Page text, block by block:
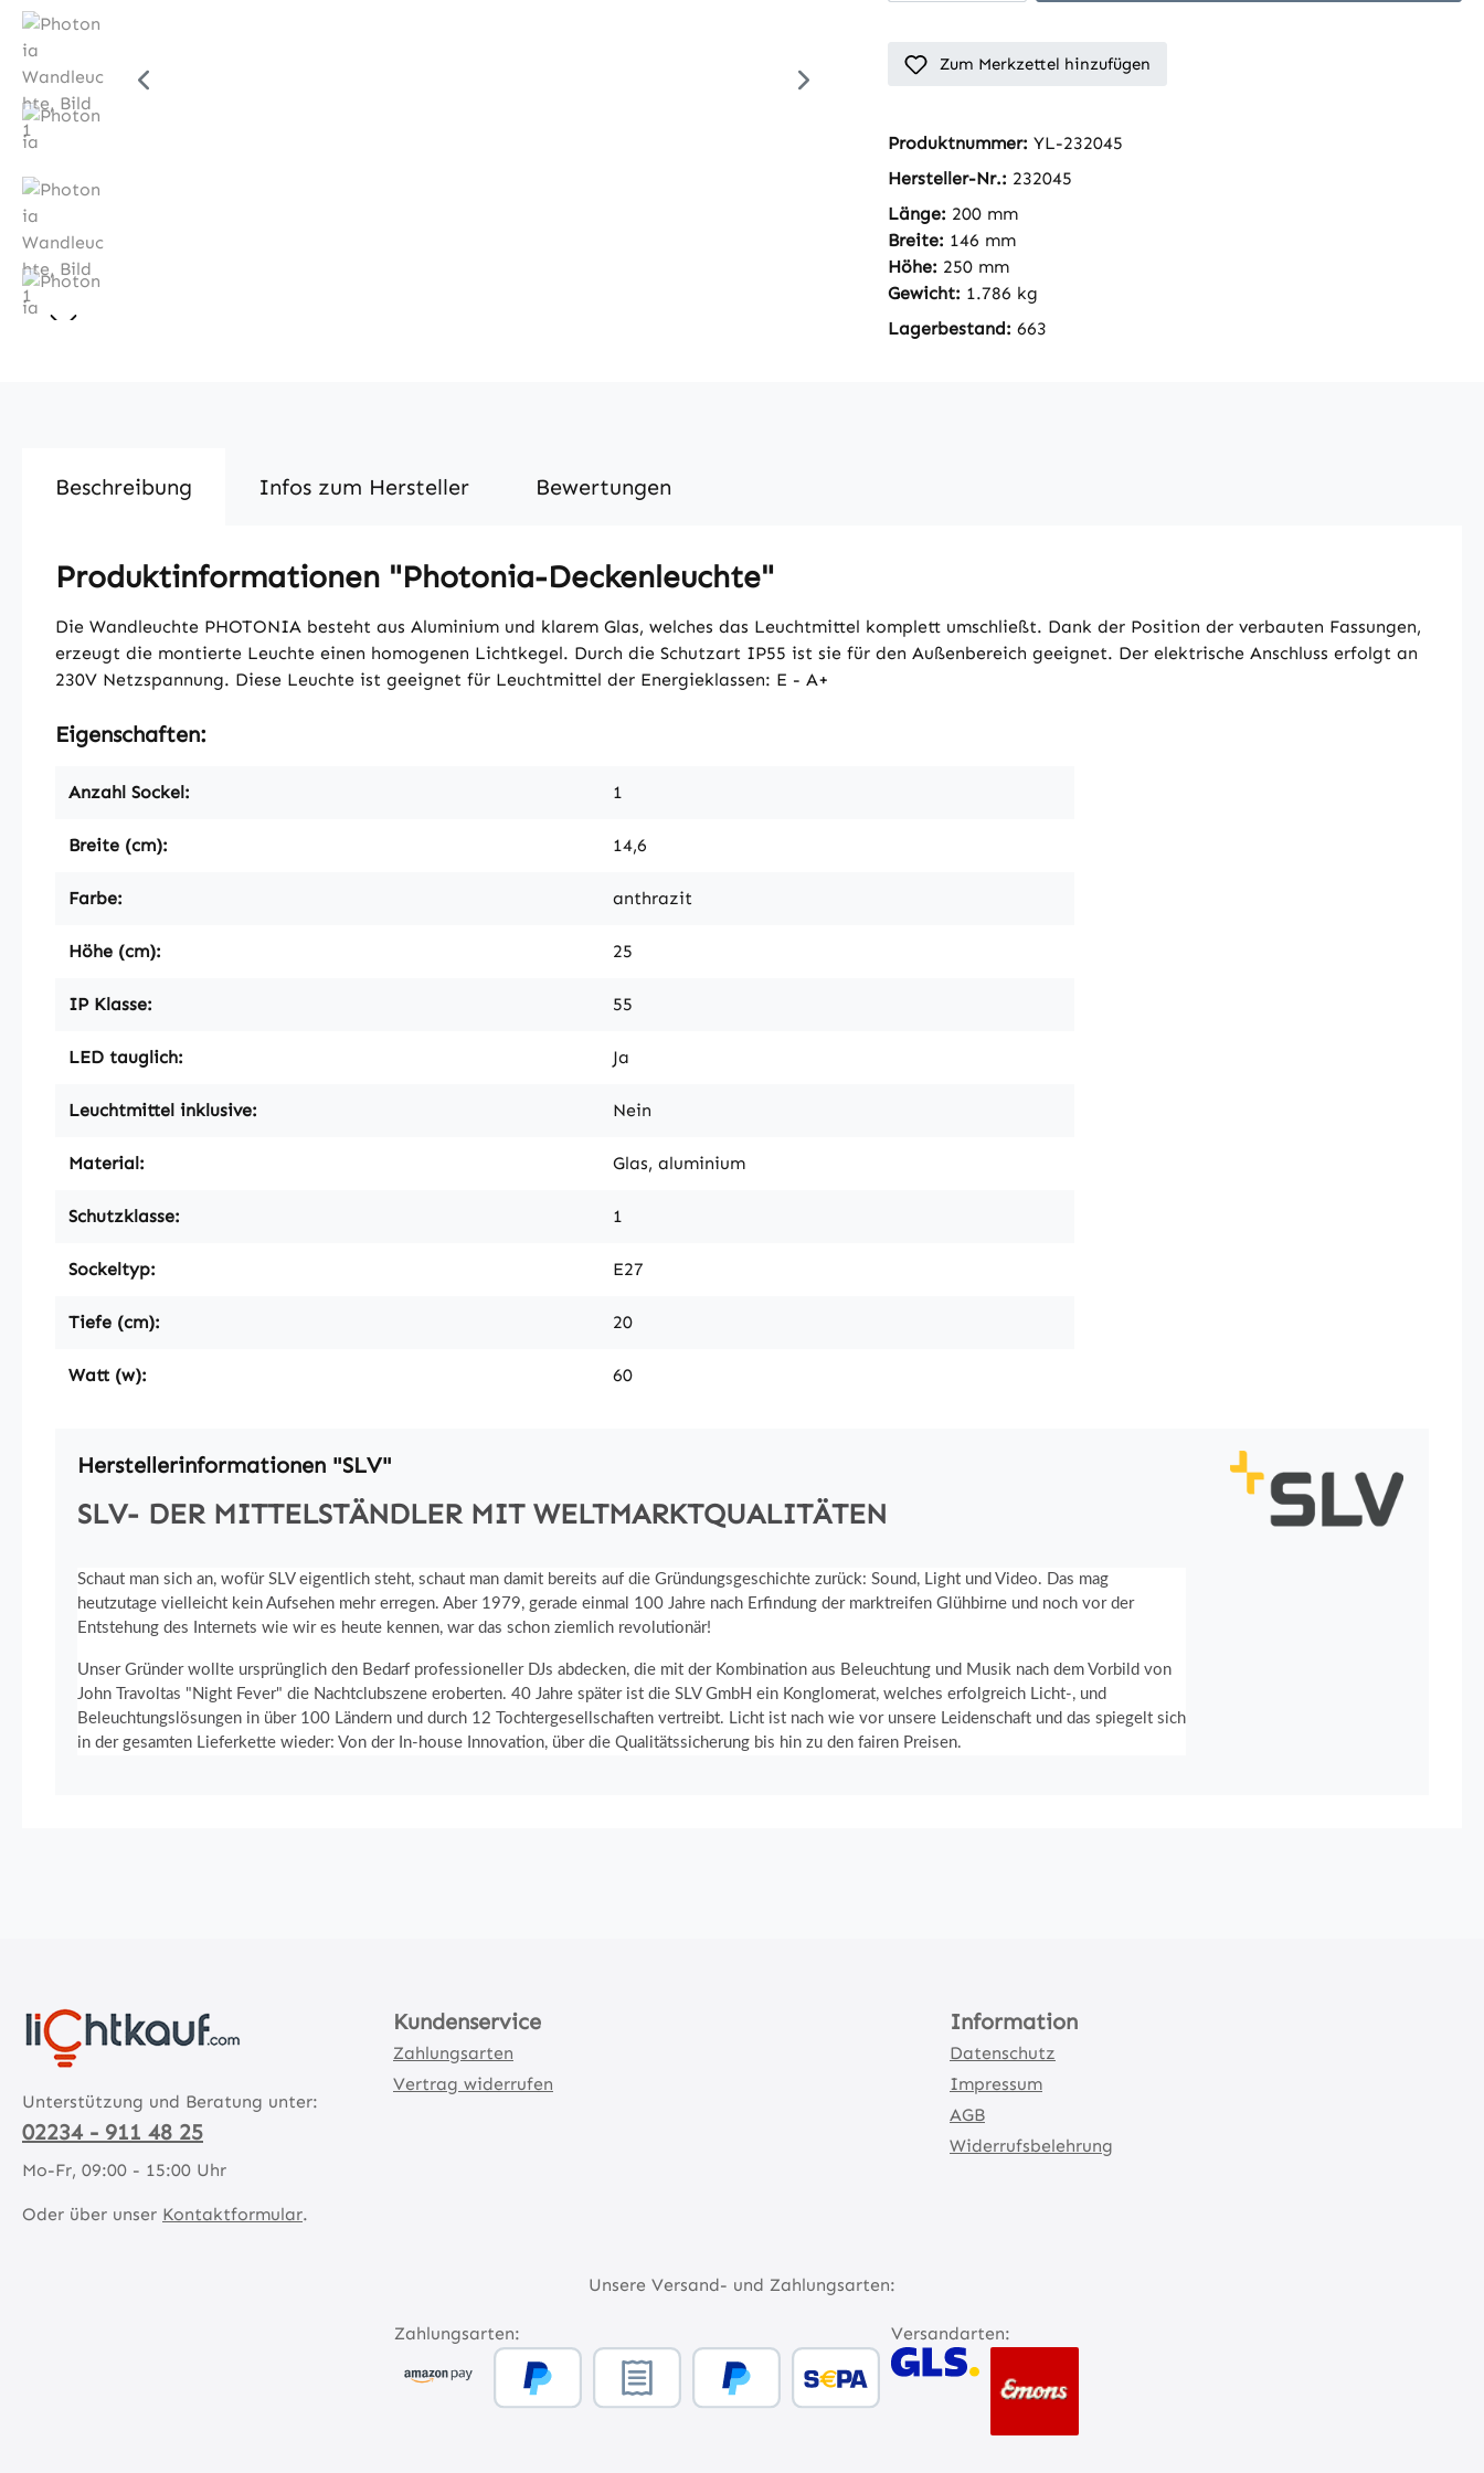
Zum Merkzettel hinzufügen
Produktnummer: YL-232045
Hersteller-Nr.: 232045
Länge: 200 mm
Breite: 146 mm
Höhe: 250 mm
Gewicht: 1.786 kg
Lagerbestand: 663
Beschreibung Infos zum Hersteller Bewertungen
Produktinformationen "Photonia-Deckenleuchte"
Die Wandleuchte PHOTONIA besteht aus Aluminium und klarem Glas, welches das Leuchtmittel komplett umschließt. Dank der Position der verbauten Fassungen,
erzeugt die montierte Leuchte einen homogenen Lichtkegel. Durch die Schutzart IP55 ist sie für den Außenbereich geeignet. Der elektrische Anschluss erfolgt an
230V Netzspannung. Diese Leuchte ist geeignet für Leuchtmittel der Energieklassen: E - A+
Eigenschaften:
Anzahl Sockel: 1
Breite (cm): 14,6
Farbe: anthrazit
Höhe (cm): 25
IP Klasse: 55
LED tauglich: Ja
Leuchtmittel inklusive: Nein
Material: Glas, aluminium
Schutzklasse: 1
Sockeltyp: E27
Tiefe (cm): 20
Watt (w): 60
Herstellerinformationen "SLV"
SLV- DER MITTELSTÄNDLER MIT WELTMARKTQUALITÄTEN
Schaut man sich an, wofür SLV eigentlich steht, schaut man damit bereits auf die Gründungsgeschichte zurück: Sound, Light und Video. Das mag
heutzutage vielleicht kein Aufsehen mehr erregen. Aber 1979, gerade einmal 100 Jahre nach Erfindung der marktreifen Glühbirne und noch vor der
Entstehung des Internets wie wir es heute kennen, war das schon ziemlich revolutionär!
Unser Gründer wollte ursprünglich den Bedarf professioneller DJs abdecken, die mit der Kombination aus Beleuchtung und Musik nach dem Vorbild von
John Travoltas "Night Fever" die Nachtclubszene eroberten. 40 Jahre später ist die SLV GmbH ein Konglomerat, welches erfolgreich Licht-, und
Beleuchtungslösungen in über 100 Ländern und durch 12 Tochtergesellschaften vertreibt. Licht ist nach wie vor unsere Leidenschaft und das spiegelt sich
in der gesamten Lieferkette wieder: Von der In-house Innovation, über die Qualitätssicherung bis hin zu den fairen Preisen.
Unterstützung und Beratung unter:
02234 - 911 48 25
Mo-Fr, 09:00 - 15:00 Uhr
Oder über unser Kontaktformular.
Kundenservice
Zahlungsarten
Vertrag widerrufen
Information
Datenschutz
Impressum
AGB
Widerrufsbelehrung
Unsere Versand- und Zahlungsarten:
Zahlungsarten: Versandarten: